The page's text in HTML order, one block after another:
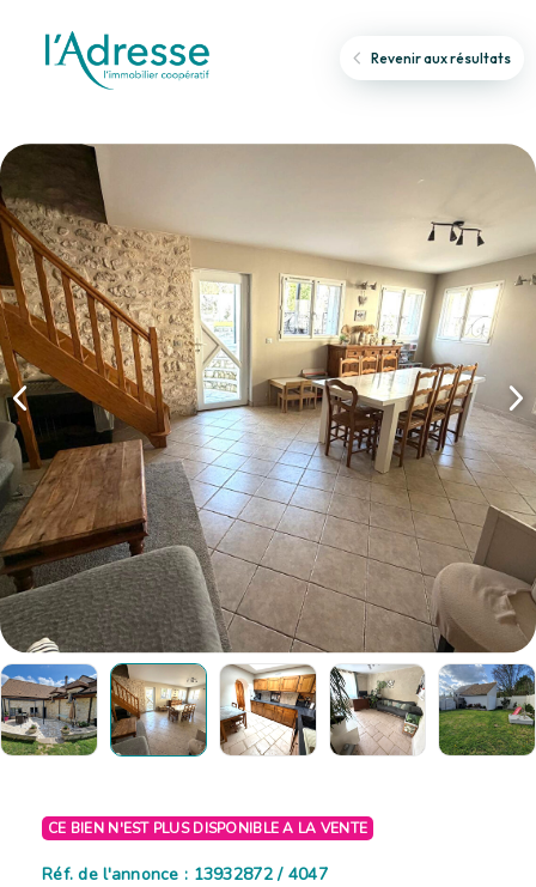
Revenir aux résultats
CE BIEN N'EST PLUS DISPONIBLE A LA VENTE
Réf. de l'annonce : 13932872 / 4047